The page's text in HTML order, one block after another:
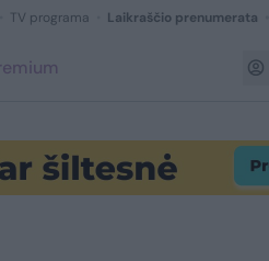
TV programa Laikraščio prenumerata